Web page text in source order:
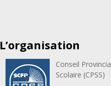
L’organisation
Conseil
Scolaire (CPSS)